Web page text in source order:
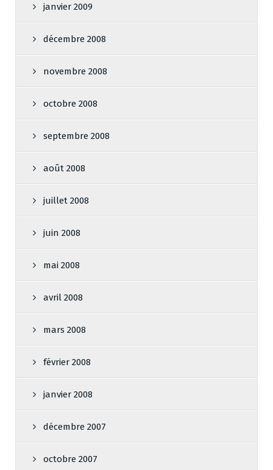
janvier 2009
décembre 2008
novembre 2008
octobre 2008
septembre 2008
août 2008
juillet 2008
juin 2008
mai 2008
avril 2008
mars 2008
février 2008
janvier 2008
décembre 2007
octobre 2007